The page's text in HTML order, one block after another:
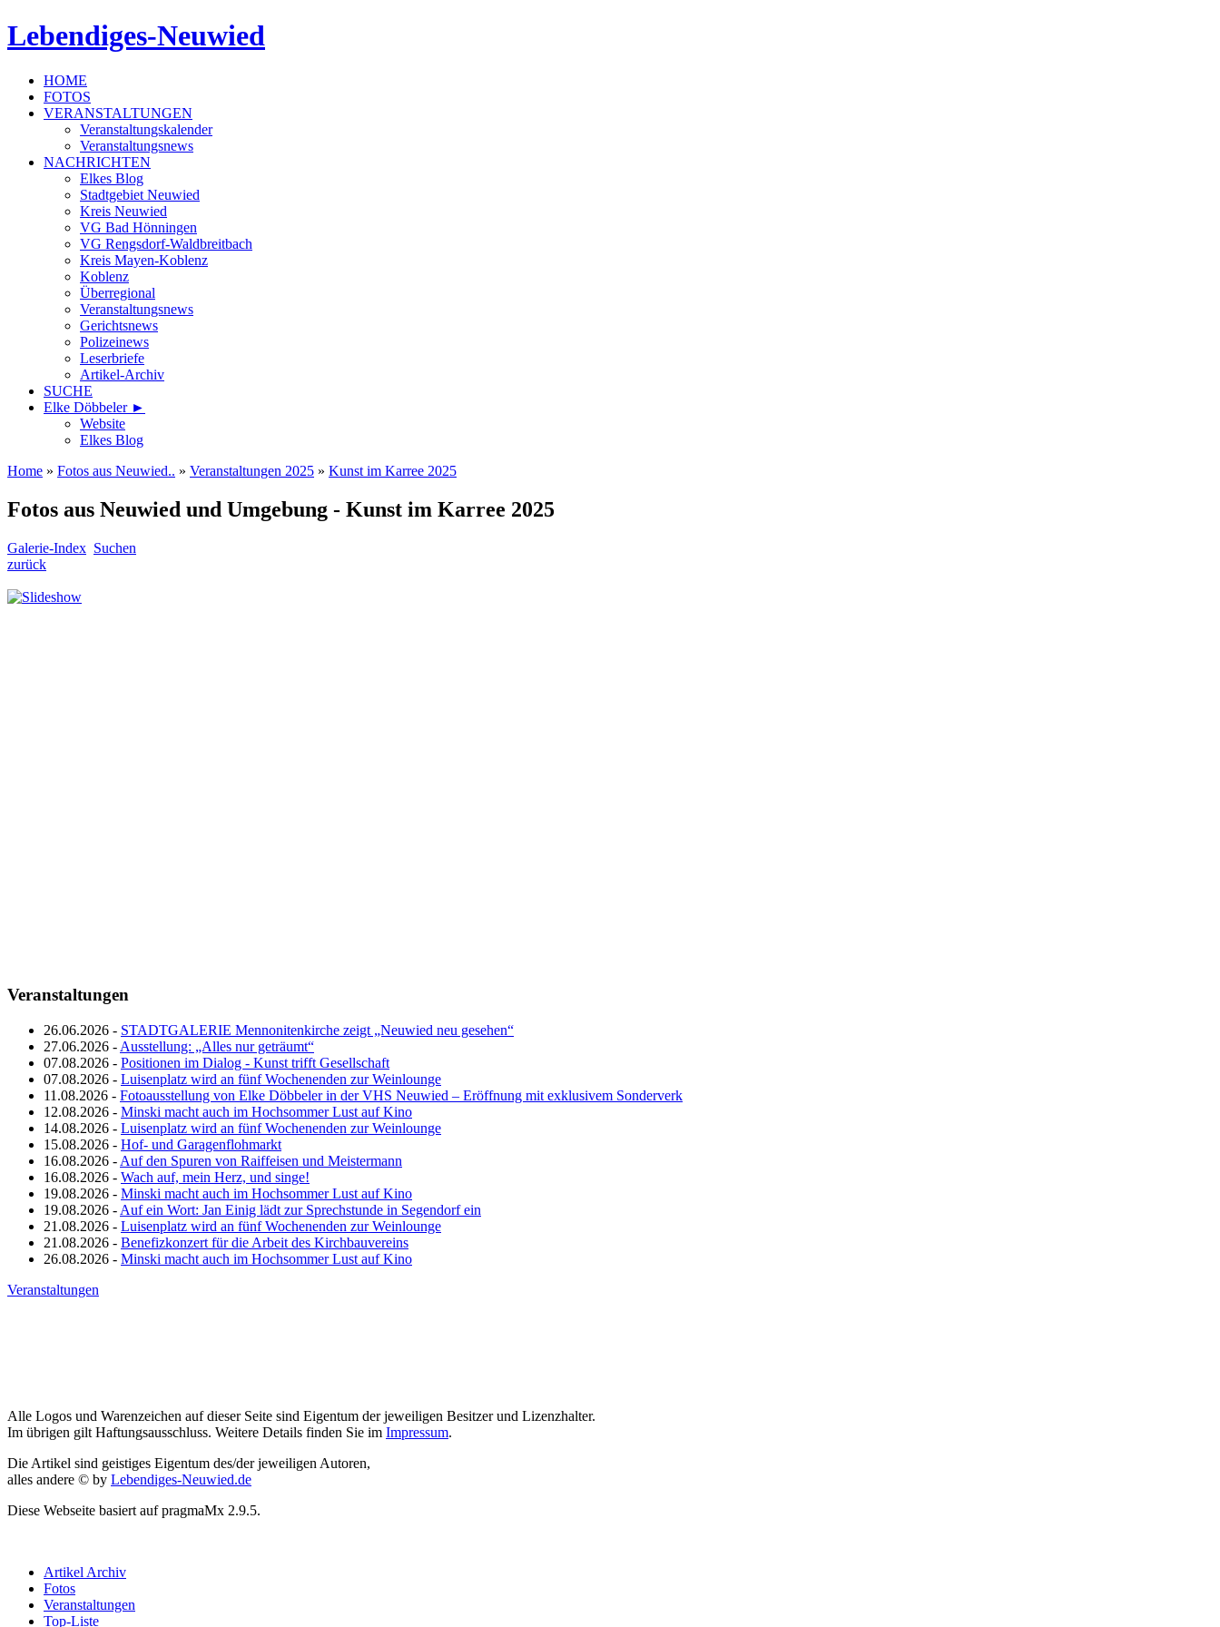
Lebendiges-Neuwied
HOME
FOTOS
VERANSTALTUNGEN
Veranstaltungskalender
Veranstaltungsnews
NACHRICHTEN
Elkes Blog
Stadtgebiet Neuwied
Kreis Neuwied
VG Bad Hönningen
VG Rengsdorf-Waldbreitbach
Kreis Mayen-Koblenz
Koblenz
Überregional
Veranstaltungsnews
Gerichtsnews
Polizeinews
Leserbriefe
Artikel-Archiv
SUCHE
Elke Döbbeler ►
Website
Elkes Blog
Home » Fotos aus Neuwied.. » Veranstaltungen 2025 » Kunst im Karree 2025
Fotos aus Neuwied und Umgebung - Kunst im Karree 2025
Galerie-Index Suchen
zurück
Veranstaltungen
26.06.2026 - STADTGALERIE Mennonitenkirche zeigt „Neuwied neu gesehen“
27.06.2026 - Ausstellung: „Alles nur geträumt“
07.08.2026 - Positionen im Dialog - Kunst trifft Gesellschaft
07.08.2026 - Luisenplatz wird an fünf Wochenenden zur Weinlounge
11.08.2026 - Fotoausstellung von Elke Döbbeler in der VHS Neuwied – Eröffnung mit exklusivem Sonderverk
12.08.2026 - Minski macht auch im Hochsommer Lust auf Kino
14.08.2026 - Luisenplatz wird an fünf Wochenenden zur Weinlounge
15.08.2026 - Hof- und Garagenflohmarkt
16.08.2026 - Auf den Spuren von Raiffeisen und Meistermann
16.08.2026 - Wach auf, mein Herz, und singe!
19.08.2026 - Minski macht auch im Hochsommer Lust auf Kino
19.08.2026 - Auf ein Wort: Jan Einig lädt zur Sprechstunde in Segendorf ein
21.08.2026 - Luisenplatz wird an fünf Wochenenden zur Weinlounge
21.08.2026 - Benefizkonzert für die Arbeit des Kirchbauvereins
26.08.2026 - Minski macht auch im Hochsommer Lust auf Kino
Veranstaltungen
Alle Logos und Warenzeichen auf dieser Seite sind Eigentum der jeweiligen Besitzer und Lizenzhalter.
Im übrigen gilt Haftungsausschluss. Weitere Details finden Sie im Impressum.
Die Artikel sind geistiges Eigentum des/der jeweiligen Autoren,
alles andere © by Lebendiges-Neuwied.de
Diese Webseite basiert auf pragmaMx 2.9.5.
Artikel Archiv
Fotos
Veranstaltungen
Top-Liste